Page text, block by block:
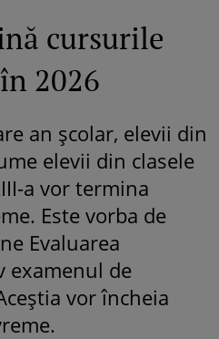
cursurile
2026
an școlar, elevii din
elevii din clasele
a vor termina
Este vorba de
Evaluarea
examenul de
vor încheia